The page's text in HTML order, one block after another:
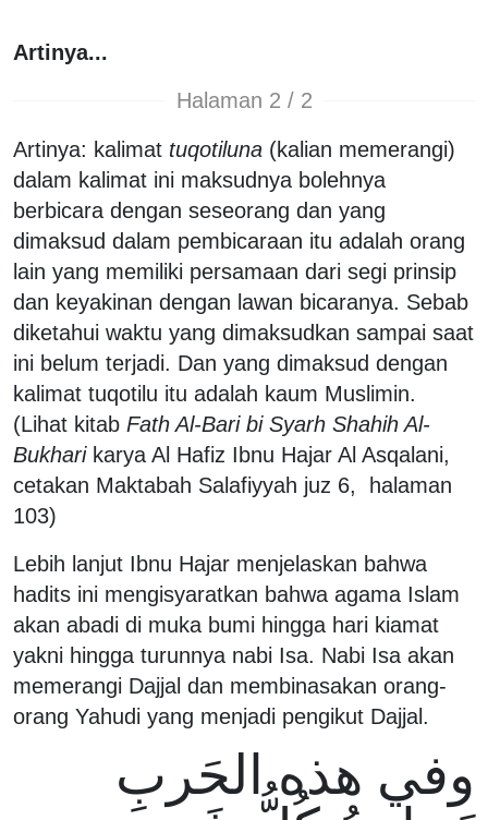
Artinya...
Halaman 2 / 2
Artinya: kalimat tuqotiluna (kalian memerangi)
dalam kalimat ini maksudnya bolehnya
berbicara dengan seseorang dan yang
dimaksud dalam pembicaraan itu adalah orang
lain yang memiliki persamaan dari segi prinsip
dan keyakinan dengan lawan bicaranya. Sebab
diketahui waktu yang dimaksudkan sampai saat
ini belum terjadi. Dan yang dimaksud dengan
kalimat tuqotilu itu adalah kaum Muslimin.
(Lihat kitab Fath Al-Bari bi Syarh Shahih Al-
Bukharikarya Al Hafiz Ibnu Hajar Al Asqalani,
cetakan Maktabah Salafiyyah juz 6, halaman
103)
Lebih lanjut Ibnu Hajar menjelaskan bahwa
hadits ini mengisyaratkan bahwa agama Islam
akan abadi di muka bumi hingga hari kiamat
yakni hingga turunnya nabi Isa. Nabi Isa akan
memerangi Dajjal dan membinasakan orang-
orang Yahudi yang menjadi pengikut Dajjal.
وفي هذه الحَربِ